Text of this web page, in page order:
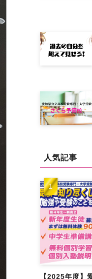
人気記事
【2025年度】